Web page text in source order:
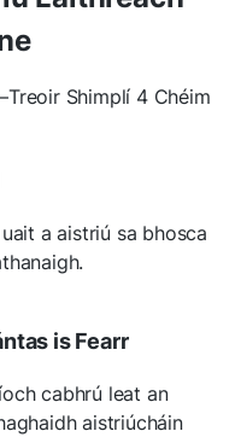
Shimplí 4 Chéim
a aistriú sa bhosca
is Fearr
cabhrú leat an
aistriúcháin